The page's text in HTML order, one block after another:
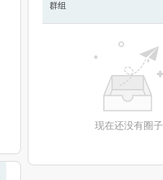
群组
现在还没有圈子